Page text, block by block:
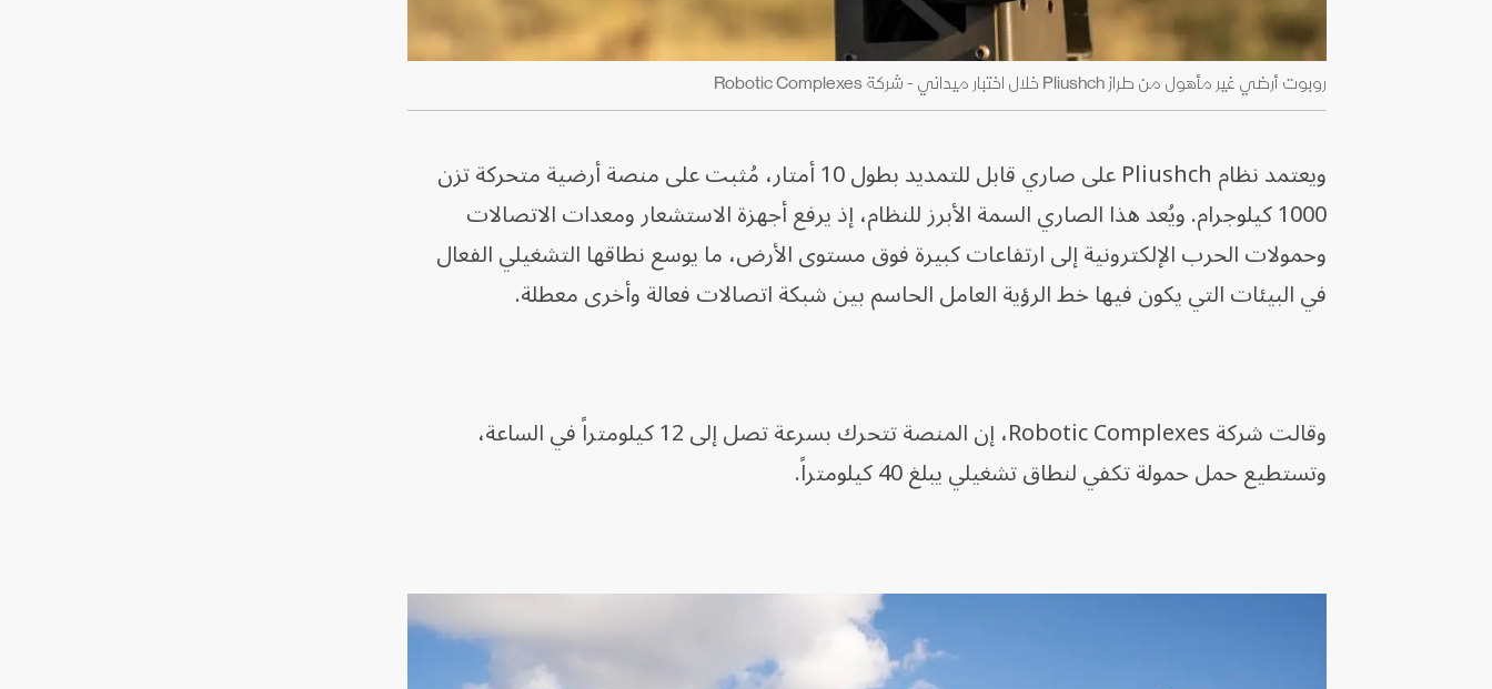
روبوت أرضي غير مأهول من طراز Pliushch خلال اختبار ميداني - شركة Robotic Complexes
ويعتمد نظام Pliushch على صاري قابل للتمديد بطول 10 أمتار، مُثبت على منصة أرضية متحركة تزن
1000 كيلوجرام. ويُعد هذا الصاري السمة الأبرز للنظام، إذ يرفع أجهزة الاستشعار ومعدات الاتصالات
وحمولات الحرب الإلكترونية إلى ارتفاعات كبيرة فوق مستوى الأرض، ما يوسع نطاقها التشغيلي الفعال
في البيئات التي يكون فيها خط الرؤية العامل الحاسم بين شبكة اتصالات فعالة وأخرى معطلة.
وقالت شركة Robotic Complexes، إن المنصة تتحرك بسرعة تصل إلى 12 كيلومتراً في الساعة،
وتستطيع حمل حمولة تكفي لنطاق تشغيلي يبلغ 40 كيلومتراً.